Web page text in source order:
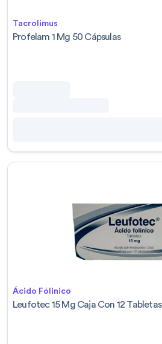
Tacrolimus
Profelam 1 Mg 50 Cápsulas
Ácido Fólinico
Leufotec 15 Mg Caja Con 12 Tabletas